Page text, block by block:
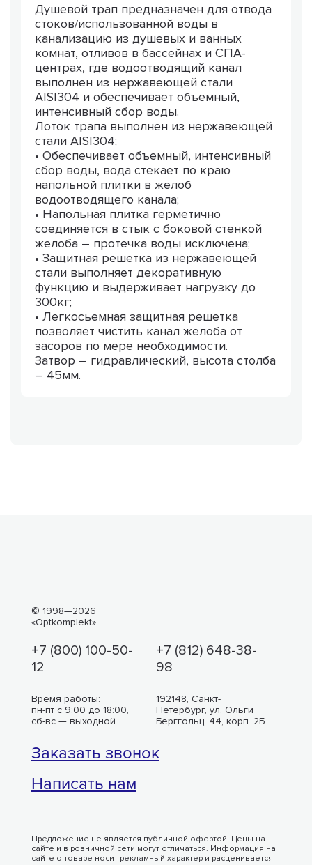
Душевой трап предназначен для отвода
стоков/использованной воды в
канализацию из душевых и ванных
комнат, отливов в бассейнах и СПА-
центрах, где водоотводящий канал
выполнен из нержавеющей стали
AISI304 и обеспечивает объемный,
интенсивный сбор воды.
Лоток трапа выполнен из нержавеющей
стали AISI304;
• Обеспечивает объемный, интенсивный
сбор воды, вода стекает по краю
напольной плитки в желоб
водоотводящего канала;
• Напольная плитка герметично
соединяется в стык с боковой стенкой
желоба – протечка воды исключена;
• Защитная решетка из нержавеющей
стали выполняет декоративную
функцию и выдерживает нагрузку до
300кг;
• Легкосьемная защитная решетка
позволяет чистить канал желоба от
засоров по мере необходимости.
Затвор – гидравлический, высота столба
– 45мм.
© 1998—2026
«Optkomplekt»
+7 (800) 100-50-
12
+7 (812) 648-38-
98
Время работы:
пн-пт с 9:00 до 18:00,
сб-вс — выходной
192148, Санкт-
Петербург, ул. Ольги
Берггольц, 44, корп. 2Б
Заказать звонок
Написать нам
Предложение не является публичной офертой. Цены на
сайте и в розничной сети могут отличаться. Информация на
сайте о товаре носит рекламный характер и расценивается